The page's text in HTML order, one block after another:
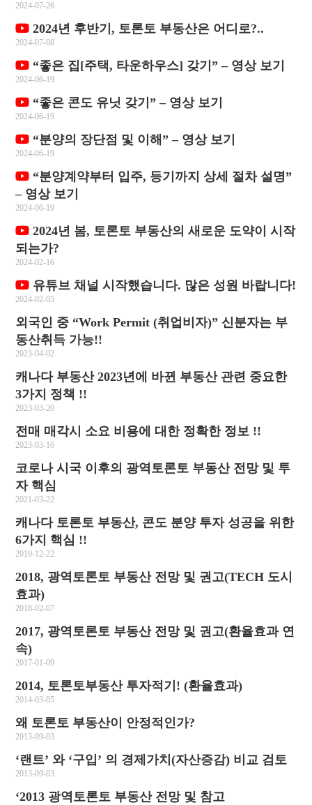
2024-07-26
2024년 후반기, 토론토 부동산은 어디로?..
2024-07-08
“좋은 집[주택, 타운하우스] 갖기” – 영상 보기
2024-06-19
“좋은 콘도 유닛 갖기” – 영상 보기
2024-06-19
“분양의 장단점 및 이해” – 영상 보기
2024-06-19
“분양계약부터 입주, 등기까지 상세 절차 설명”
– 영상 보기
2024-06-19
2024년 봄, 토론토 부동산의 새로운 도약이 시작
되는가?
2024-02-16
유튜브 채널 시작했습니다. 많은 성원 바랍니다!
2024-02-05
외국인 중 “Work Permit (취업비자)” 신분자는 부
동산취득 가능!!
2023-04-02
캐나다 부동산 2023년에 바뀐 부동산 관련 중요한
3가지 정책 !!
2023-03-20
전매 매각시 소요 비용에 대한 정확한 정보 !!
2023-03-16
코로나 시국 이후의 광역토론토 부동산 전망 및 투
자 핵심
2021-03-22
캐나다 토론토 부동산, 콘도 분양 투자 성공을 위한
6가지 핵심 !!
2019-12-22
2018, 광역토론토 부동산 전망 및 권고(TECH 도시
효과)
2018-02-07
2017, 광역토론토 부동산 전망 및 권고(환율효과 연
속)
2017-01-09
2014, 토론토부동산 투자적기! (환율효과)
2014-03-05
왜 토론토 부동산이 안정적인가?
2013-09-03
‘랜트’ 와 ‘구입’ 의 경제가치(자산증감) 비교 검토
2013-09-03
‘2013 광역토론토 부동산 전망 및 참고